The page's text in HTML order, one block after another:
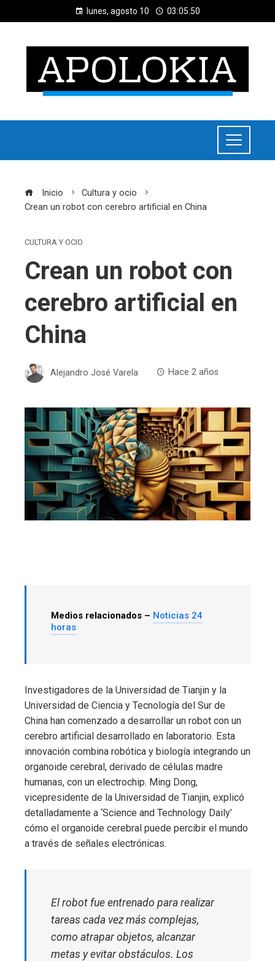
lunes, agosto 10 03:05:51
Inicio
Cultura y ocio
Crean un robot con cerebro artificial en China
CULTURA Y OCIO
Crean un robot con
cerebro artificial en
China
Alejandro José Varela Hace 2 años
Medios relacionados – Noticias 24
horas
Investigadores de la Universidad de Tianjin y la
Universidad de Ciencia y Tecnología del Sur de
China han comenzado a desarrollar un robot con un
cerebro artificial desarrollado en laboratorio. Esta
innovación combina robótica y biología integrando un
organoide cerebral, derivado de células madre
humanas, con un electrochip. Ming Dong,
vicepresidente de la Universidad de Tianjin, explicó
detalladamente a ‘Science and Technology Daily’
cómo el organoide cerebral puede percibir el mundo
a través de señales electrónicas.
El robot fue entrenado para realizar
tareas cada vez más complejas,
como atrapar objetos, alcanzar
metas y evitar obstáculos. Los